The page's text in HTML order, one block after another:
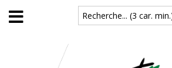
Aller au contenu principal
Recherche... (3 car.